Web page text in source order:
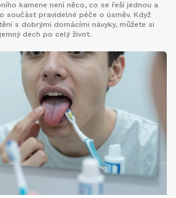
kamene není něco, co se řeší jednou a
součást pravidelné péče o úsměv. Když
s dobrými domácími návyky, můžete si
dech po celý život.